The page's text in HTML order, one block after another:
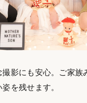
撮影にも安心。ご家族
を残せます。